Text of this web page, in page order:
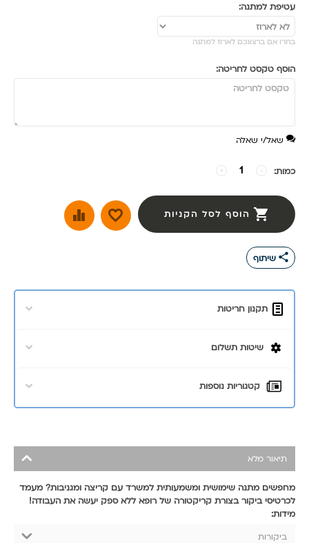
עטיפת למתנה:
בחרו אם ברצונכם לארוז למתנה
הוסף טקסט לחריטה:
שאל/י שאלה
כמות: + −
הוסף לסל הקניות
share שיתוף
תקנון חריטות
שיטות תשלום
קטגוריות נוספות
תיאור מלא
מחפשים מתנה שימושית ומשמעותית למשרד עם קריצה ומגניבות? מעמד
לכרטיסי ביקור בצורת קריקטורה של רופא ללא ספק יעשה את העבודה!
מידות:
ביקורות